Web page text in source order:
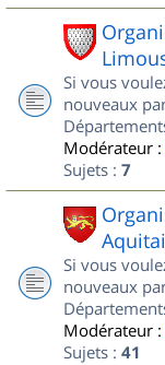
Si vous
nouveaux
Modérateur :
Sujets : 7
Si vous
nouveaux
Modérateur :
Sujets : 41